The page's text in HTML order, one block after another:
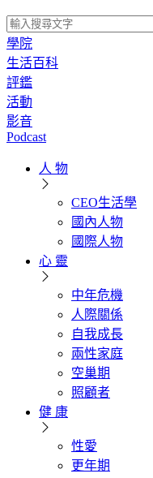
學院
生活百科
評鑑
活動
影音
Podcast
人 物
CEO生活學
國內人物
國際人物
心 靈
中年危機
人際關係
自我成長
兩性家庭
空巢期
照顧者
健 康
性愛
更年期